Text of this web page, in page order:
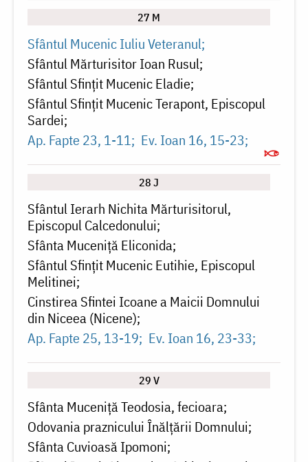
27 M
Sfântul Mucenic Iuliu Veteranul
Sfântul Mărturisitor Ioan Rusul
Sfântul Sfințit Mucenic Eladie
Sfântul Sfințit Mucenic Terapont, Episcopul
Sardei
Ap. Fapte 23, 1-11 Ev. Ioan 16, 15-23
28 J
Sfântul Ierarh Nichita Mărturisitorul,
Episcopul Calcedonului
Sfânta Muceniță Eliconida
Sfântul Sfințit Mucenic Eutihie, Episcopul
Melitinei
Cinstirea Sfintei Icoane a Maicii Domnului
din Niceea (Nicene)
Ap. Fapte 25, 13-19 Ev. Ioan 16, 23-33
29 V
Sfânta Muceniță Teodosia, fecioara
Odovania praznicului Înălțării Domnului
Sfânta Cuvioasă Ipomoni